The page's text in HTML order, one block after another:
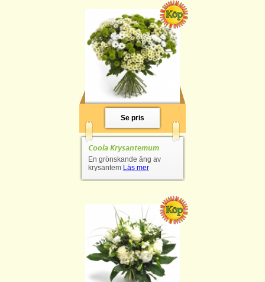
Se pris
Coola Krysantemum
En grönskande äng av
krysantem Läs mer